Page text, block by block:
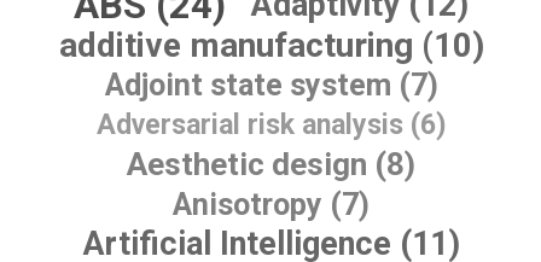
additive manufacturing (10)
Adjoint state system (7)
Adversarial risk analysis (6)
Aesthetic design (8)
Anisotropy (7)
Artificial Intelligence (11)